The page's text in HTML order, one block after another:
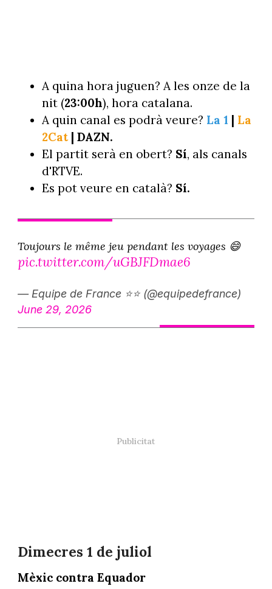
A quina hora juguen? A les onze de la
nit (23:00h), hora catalana.
A quin canal es podrà veure? La 1 | La
2Cat| DAZN.
El partit serà en obert? Sí, als canals
d'RTVE.
Es pot veure en català? Sí.
Toujours le même jeu pendant les voyages 😄
pic.twitter.com/uGBJFDmae6
— Equipe de France ⭐⭐ (@equipedefrance)
June 29, 2026
Dimecres 1 de juliol
Mèxic contra Equador